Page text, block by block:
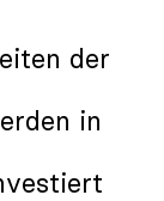
der
in